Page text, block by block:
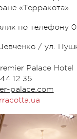
«Терракота».
по телефону
/ ул.
Palace Hotel
12 35
palace.com